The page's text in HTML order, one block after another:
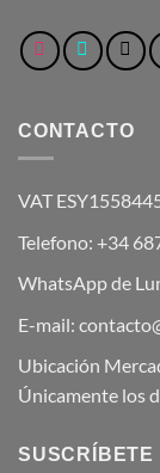
CONTACTO
VAT
Telefono: +34
WhatsApp de
E-mail:
Ubicación
Únicamente los
SUSCRÍBETE